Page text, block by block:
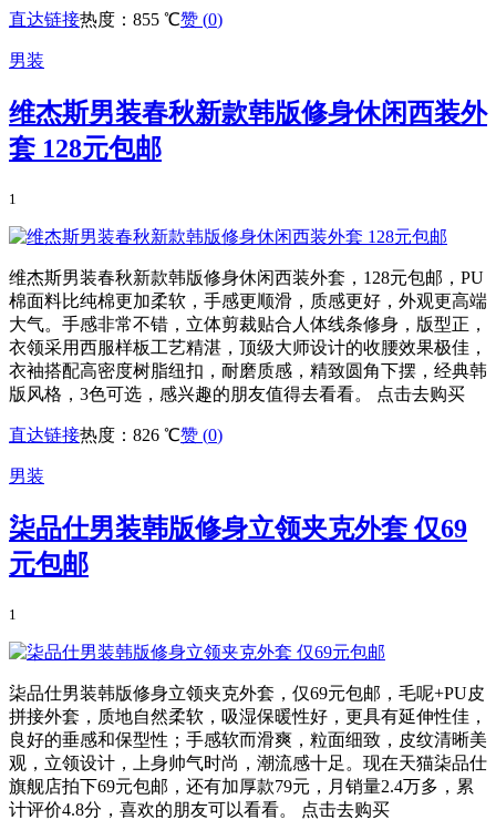
直达链接热度：855 ℃赞 (0)
男装
维杰斯男装春秋新款韩版修身休闲西装外
套 128元包邮
1
维杰斯男装春秋新款韩版修身休闲西装外套，128元包邮，PU
棉面料比纯棉更加柔软，手感更顺滑，质感更好，外观更高端
大气。手感非常不错，立体剪裁贴合人体线条修身，版型正，
衣领采用西服样板工艺精湛，顶级大师设计的收腰效果极佳，
衣袖搭配高密度树脂纽扣，耐磨质感，精致圆角下摆，经典韩
版风格，3色可选，感兴趣的朋友值得去看看。 点击去购买
直达链接热度：826 ℃赞 (0)
男装
柒品仕男装韩版修身立领夹克外套 仅69
元包邮
1
柒品仕男装韩版修身立领夹克外套，仅69元包邮，毛呢+PU皮
拼接外套，质地自然柔软，吸湿保暖性好，更具有延伸性佳，
良好的垂感和保型性；手感软而滑爽，粒面细致，皮纹清晰美
观，立领设计，上身帅气时尚，潮流感十足。现在天猫柒品仕
旗舰店拍下69元包邮，还有加厚款79元，月销量2.4万多，累
计评价4.8分，喜欢的朋友可以看看。 点击去购买